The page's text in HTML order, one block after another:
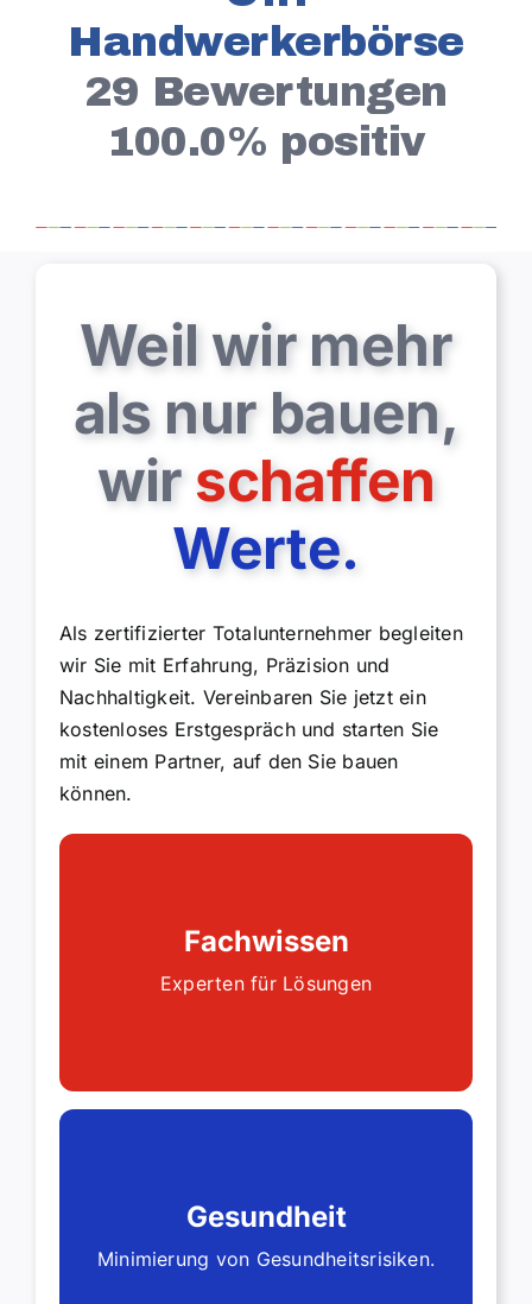
Handwerkerbörse
29 Bewertungen
100.0% positiv
Weil wir mehr
als nur bauen,
wir schaffen
Werte.
Als zertifizierter Totalunternehmer begleiten
wir Sie mit Erfahrung, Präzision und
Nachhaltigkeit. Vereinbaren Sie jetzt ein
kostenloses Erstgespräch und starten Sie
mit einem Partner, auf den Sie bauen
können.
Fachwissen
Experten für Lösungen
Höchste Qualität bei Planung und
Ausführung, Termintreue und
professionelle Koordination aller
Gesundheit
Minimierung von Gesundheitsrisiken.
Einsatz staubarmer Verfahren und
schonender Materialien zur
Minimierung von Gesundheitsrisiken.